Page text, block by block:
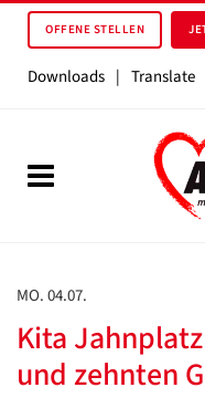
OFFENE STELLEN
Downloads | Translate
MO. 04.07.
Kita
und zehnten